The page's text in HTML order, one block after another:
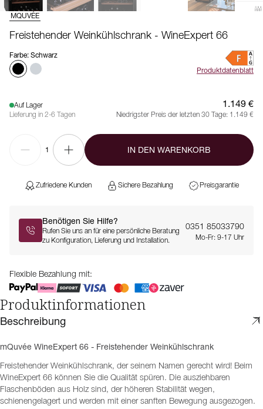
MQUVÉE
Freistehender Weinkühlschrank - WineExpert 66
Farbe: Schwarz
Produktdatenblatt
Auf Lager
Lieferung in 2-6 Tagen
1.149 €
Niedrigster Preis der letzten 30 Tage: 1.149 €
1 IN DEN WARENKORB
Zufriedene Kunden Sichere Bezahlung Preisgarantie
Benötigen Sie Hilfe?
Rufen Sie uns an für eine persönliche Beratung
zu Konfiguration, Lieferung und Installation.
0351 85033790
Mo-Fr: 9-17 Uhr
Flexible Bezahlung mit:
Produktinformationen
Beschreibung
mQuvée WineExpert 66 - Freistehender Weinkühlschrank
Freistehender Weinkühlschrank, der seinem Namen gerecht wird! Beim
WineExpert 66 können Sie die Qualität spüren. Die ausziehbaren
Flaschenböden aus Holz sind, der höheren Stabilität wegen,
schienengelagert und werden mit einer sanften Bewegung ausgezogen.